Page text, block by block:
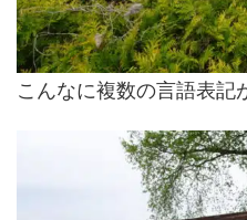
こんなに複数の言語表記